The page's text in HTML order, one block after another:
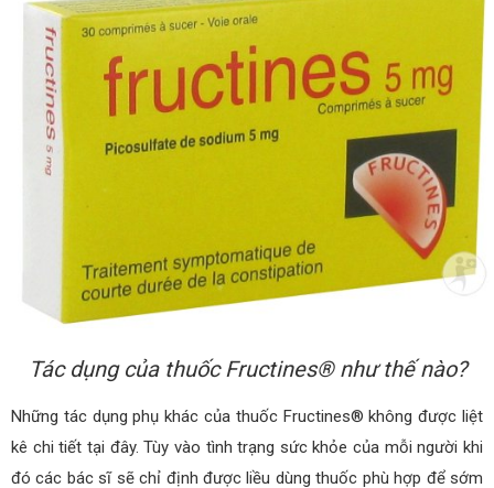
Tác dụng của thuốc Fructines® như thế nào?
Những tác dụng phụ khác của thuốc Fructines® không được liệt
kê chi tiết tại đây. Tùy vào tình trạng sức khỏe của mỗi người khi
đó các bác sĩ sẽ chỉ định được liều dùng thuốc phù hợp để sớm